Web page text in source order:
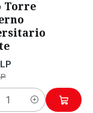
Torre